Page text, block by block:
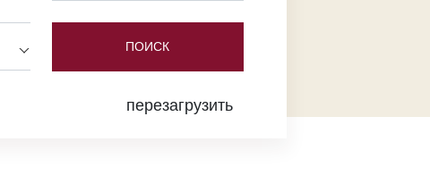
ПОИСК
перезагрузить